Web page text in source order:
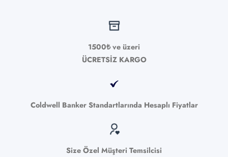
1500₺ ve üzeri
ÜCRETSİZ KARGO
Coldwell Banker Standartlarında Hesaplı Fiyatlar
Size Özel Müşteri Temsilcisi